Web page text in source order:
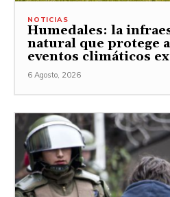
NOTICIAS
Humedales: la
natural que protege
eventos climáticos
6 Agosto, 2026